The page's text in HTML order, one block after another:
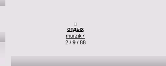
отдых
murzik7
2 / 9 / 88